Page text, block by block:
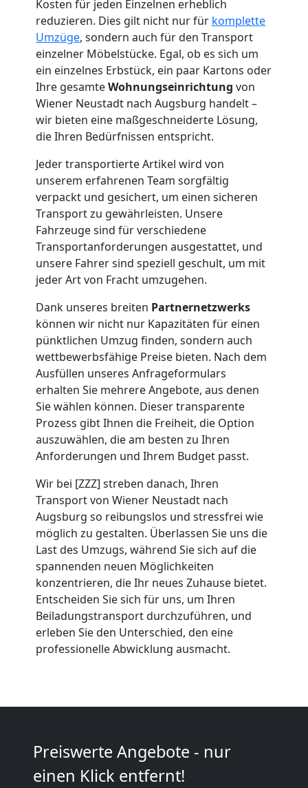
Kosten für jeden Einzelnen erheblich
reduzieren. Dies gilt nicht nur für komplette
Umzüge, sondern auch für den Transport
einzelner Möbelstücke. Egal, ob es sich um
ein einzelnes Erbstück, ein paar Kartons oder
Ihre gesamteWohnungseinrichtung von
Wiener Neustadt nach Augsburg handelt –
wir bieten eine maßgeschneiderte Lösung,
die Ihren Bedürfnissen entspricht.
Jeder transportierte Artikel wird von
unserem erfahrenen Team sorgfältig
verpackt und gesichert, um einen sicheren
Transport zu gewährleisten. Unsere
Fahrzeuge sind für verschiedene
Transportanforderungen ausgestattet, und
unsere Fahrer sind speziell geschult, um mit
jeder Art von Fracht umzugehen.
Dank unseres breiten Partnernetzwerks
können wir nicht nur Kapazitäten für einen
pünktlichen Umzug finden, sondern auch
wettbewerbsfähige Preise bieten. Nach dem
Ausfüllen unseres Anfrageformulars
erhalten Sie mehrere Angebote, aus denen
Sie wählen können. Dieser transparente
Prozess gibt Ihnen die Freiheit, die Option
auszuwählen, die am besten zu Ihren
Anforderungen und Ihrem Budget passt.
Wir bei [ZZZ] streben danach, Ihren
Transport von Wiener Neustadt nach
Augsburg so reibungslos und stressfrei wie
möglich zu gestalten. Überlassen Sie uns die
Last des Umzugs, während Sie sich auf die
spannenden neuen Möglichkeiten
konzentrieren, die Ihr neues Zuhause bietet.
Entscheiden Sie sich für uns, um Ihren
Beiladungstransport durchzuführen, und
erleben Sie den Unterschied, den eine
professionelle Abwicklung ausmacht.
Preiswerte Angebote - nur
einen Klick entfernt!
Kleintransport
Wiener
Neustadt
Möbelmontage
Wiener
Neustadt
Möbeltransport
Wiener
Neustadt
Beiladung
Wiener
Neustadt
Mini
Umzug
Wiener
Neustadt
2
Mann